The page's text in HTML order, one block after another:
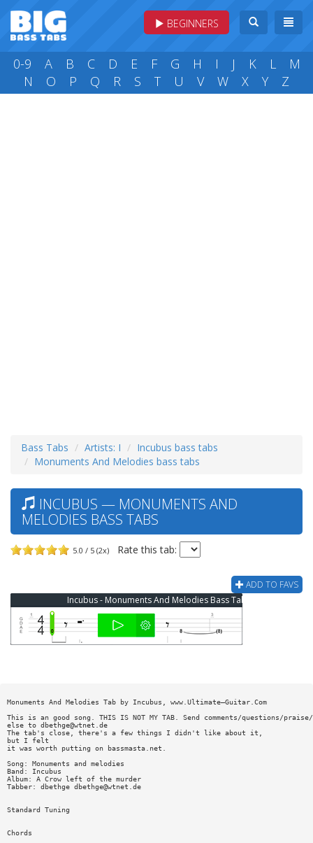
BEGINNERS
0-9 A B C D E F G H I J K L
M
N
O P Q R S T U V W X Y Z
Bass Tabs Artists: I
Incubus bass tabs
Monuments And Melodies bass tabs
INCUBUS — MONUMENTS AND
MELODIES BASS TABS
5.0 / 5 (2x) Rate this tab:
ADD TO FAVS
Incubus - Monuments And Melodies Bass Tab
Monuments And Melodies Tab by Incubus, www.Ultimate—Guitar.Com
This is an good song. THIS IS NOT MY TAB. Send comments/questions/praise/
else to dbethge@wtnet.de
The tab's close, there's a few things I didn't like about it,
but I felt
it was worth putting on bassmasta.net.
Song: Monuments and melodies
Band: Incubus
Album: A Crow left of the murder
Tabber: dbethge dbethge@wtnet.de
Standard Tuning
Chords